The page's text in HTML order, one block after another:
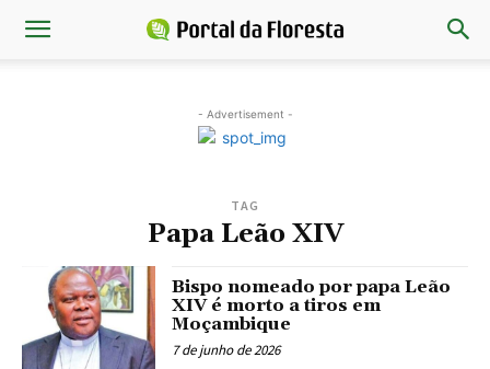
- Advertisement -
TAG
Papa Leão XIV
Bispo nomeado por papa Leão
XIV é morto a tiros em
Moçambique
7 de junho de 2026